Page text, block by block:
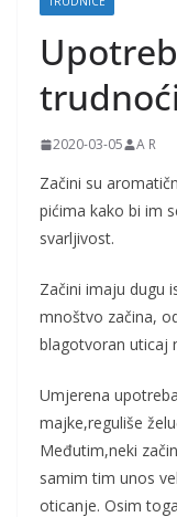
j
k
t
r
u
d
i
c
trudnoći
2020-03-05 A R
Začini su
pićima kako bi im
svarljivost.
Začini imaju dugu
mnoštvo začina,
blagotvoran uticaj
Umjerena
majke,reguliše
Međutim,neki
samim tim unos
oticanje. Osim